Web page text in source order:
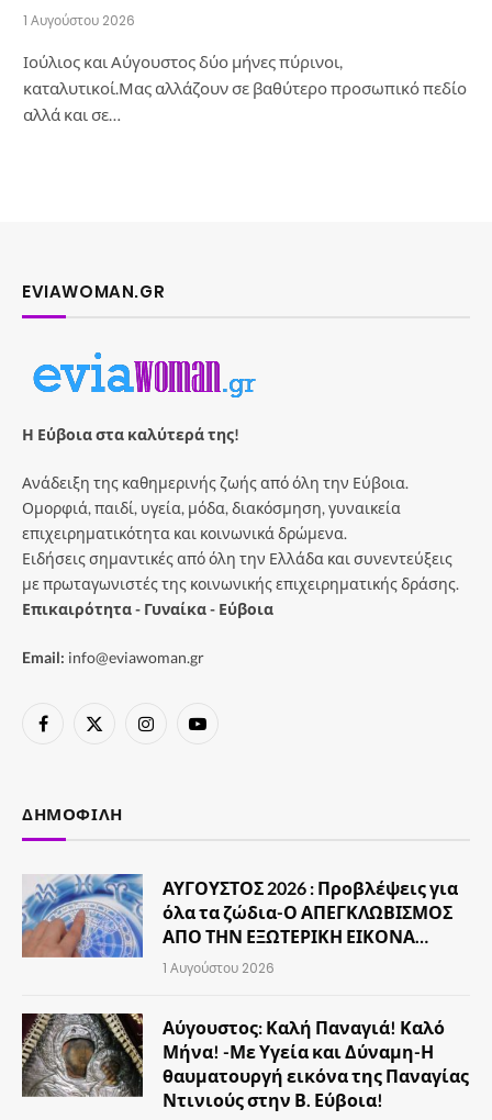
1 Αυγούστου 2026
Ιούλιος και Αύγουστος δύο μήνες πύρινοι,
καταλυτικοί.Μας αλλάζουν σε βαθύτερο προσωπικό πεδίο
αλλά και σε…
EVIAWOMAN.GR
Η Εύβοια στα καλύτερά της!
Ανάδειξη της καθημερινής ζωής από όλη την Εύβοια.
Ομορφιά, παιδί, υγεία, μόδα, διακόσμηση, γυναικεία
επιχειρηματικότητα και κοινωνικά δρώμενα.
Ειδήσεις σημαντικές από όλη την Ελλάδα και συνεντεύξεις
με πρωταγωνιστές της κοινωνικής επιχειρηματικής δράσης.
Επικαιρότητα - Γυναίκα - Εύβοια
Email: info@eviawoman.gr
Facebook
X
InstagramYouTube
ΔΗΜΟΦΙΛΉ
ΑΥΓΟΥΣΤΟΣ 2026 : Προβλέψεις για
όλα τα ζώδια-Ο ΑΠΕΓΚΛΩΒΙΣΜΟΣ
ΑΠΟ ΤΗΝ ΕΞΩΤΕΡΙΚΗ ΕΙΚΟΝΑ…
1 Αυγούστου 2026
Αύγουστος: Καλή Παναγιά! Καλό
Μήνα! -Με Υγεία και Δύναμη-Η
θαυματουργή εικόνα της Παναγίας
Ντινιούς στην Β. Εύβοια!